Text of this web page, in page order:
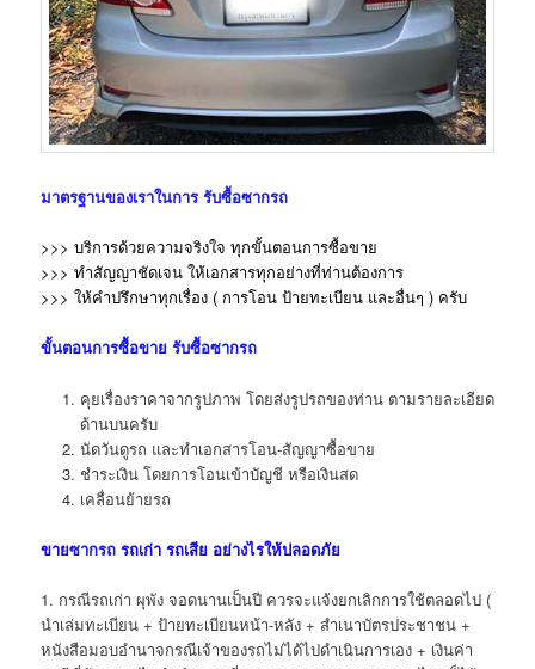
มาตรฐานของเราในการรับซื้อซากรถ
>>> บริการด้วยความจริงใจ ทุกขั้นตอนการซื้อขาย
>>> ทำสัญญาชัดเจน ให้เอกสารทุกอย่างที่ท่านต้องการ
>>> ให้คำปรึกษาทุกเรื่อง ( การโอน ป้ายทะเบียน และอื่นๆ ) ครับ
ขั้นตอนการซื้อขาย รับซื้อซากรถ
คุยเรื่องราคาจากรูปภาพ โดยส่งรูปรถของท่าน ตามรายละเอียด
ด้านบนครับ
นัดวันดูรถ และทำเอกสารโอน-สัญญาซื้อขาย
ชำระเงิน โดยการโอนเข้าบัญชี หรือเงินสด
เคลื่อนย้ายรถ
ขายซากรถ รถเก่า รถเสีย อย่างไรให้ปลอดภัย
1. กรณีรถเก่า ผุพัง จอดนานเป็นปี ควรจะแจ้งยกเลิกการใช้ตลอดไป (
นำเล่มทะเบียน + ป้ายทะเบียนหน้า-หลัง + สำเนาบัตรประชาชน +
หนังสือมอบอำนาจกรณีเจ้าของรถไม่ได้ไปดำเนินการเอง + เงินค่า